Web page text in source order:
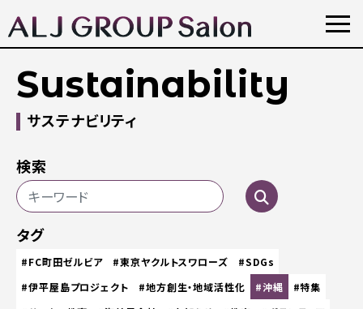
Sustainability
サステナビリティ
検索
タグ
#FC町田ゼルビア #東京ヤクルトスワローズ
#SDGs
#伊平屋島プロジェクト
#地方創生・地域活性化 #沖縄
#特集